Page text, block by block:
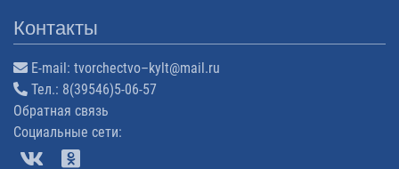
Контакты
E-mail: tvorchectvo–kylt@mail.ru
Тел.: 8(39546)5-06-57
Обратная связь
Cоциальные сети: